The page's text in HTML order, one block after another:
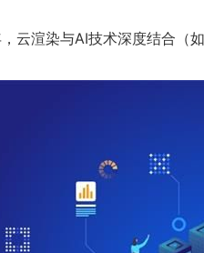
云渲染与AI技术深度结合（